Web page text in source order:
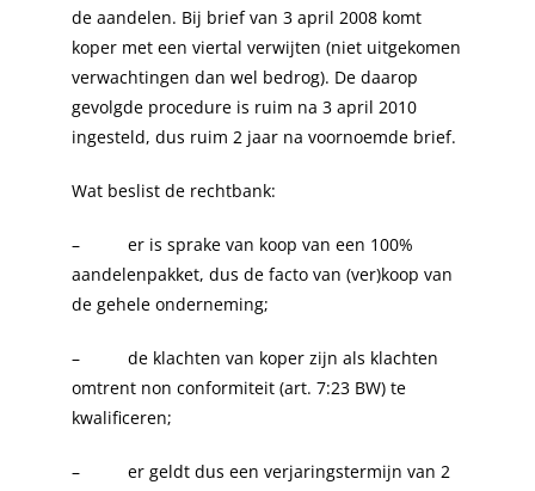
de aandelen. Bij brief van 3 april 2008 komt
koper met een viertal verwijten (niet uitgekomen
verwachtingen dan wel bedrog). De daarop
gevolgde procedure is ruim na 3 april 2010
ingesteld, dus ruim 2 jaar na voornoemde brief.
Wat beslist de rechtbank:
– er is sprake van koop van een 100%
aandelenpakket, dus de facto van (ver)koop van
de gehele onderneming;
– de klachten van koper zijn als klachten
omtrent non conformiteit (art. 7:23 BW) te
kwalificeren;
– er geldt dus een verjaringstermijn van 2